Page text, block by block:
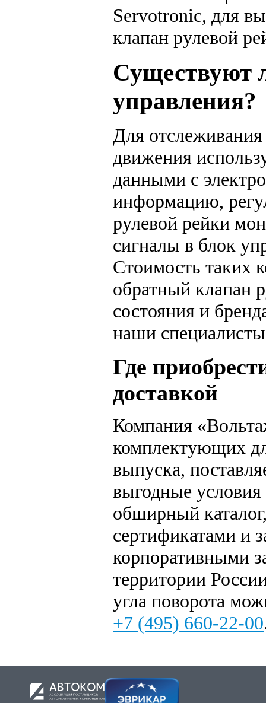
Servotronic, для
клапан рулевой
Существуют
управления?
Для
движения
данными с
информацию,
рулевой рейки
сигналы в блок
Стоимость таких
обратный клапан
состояния и
наши
Где
доставкой
Компания
комплектующих
выпуска,
выгодные
обширный
сертификатами и
корпоративными
территории
угла поворота
+7 (495) 660-22-00